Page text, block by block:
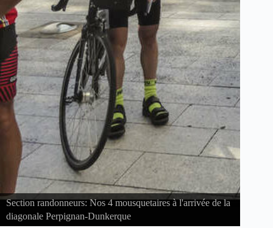
Section randonneurs: Nos 4 mousquetaires à l'arrivée de la
diagonale Perpignan-Dunkerque